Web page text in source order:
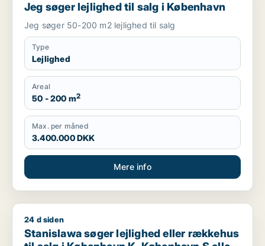
Jeg søger lejlighed til salg i København
Jeg søger 50-200 m2 lejlighed til salg
Type
Lejlighed
Areal
50 - 200 m2
Max. per måned
3.400.000 DKK
Mere info
Stanislawa søger lejlighed eller rækkehus til salg i
24 d siden
Stanislawa søger lejlighed eller rækkehus